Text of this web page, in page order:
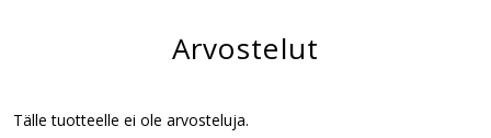
Arvostelut
Tälle tuotteelle ei ole arvosteluja.